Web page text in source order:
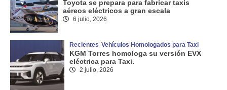
Toyota se prepara para fabricar taxis
aéreos eléctricos a gran escala
6 julio, 2026
Recientes Vehículos Homologados para Taxi
KGM Torres homologa su versión EVX
eléctrica para Taxi.
2 julio, 2026